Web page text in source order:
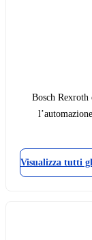
Bosch Rexroth
Visualizza tutti